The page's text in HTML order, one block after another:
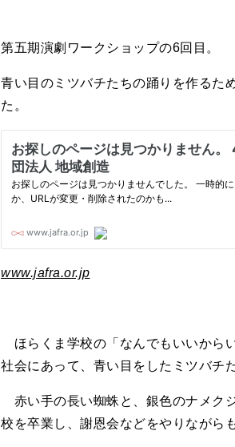
第五期演劇ワークショップの6回目。
青い目のミツバチたちの踊りを作るた
た。
www.jafra.or.jp
ほらくま学校の「なんでもいいから
社会にあって、青い目をしたミツバチ
赤い手の長い蜘蛛と、銀色のナメク
校を卒業し、謝恩会などをやりながら